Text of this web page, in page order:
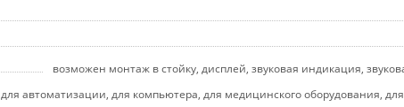
возможен монтаж в стойку, дисплей, звуковая индикация,
для автоматизации, для компьютера, для медицинского оборудования,